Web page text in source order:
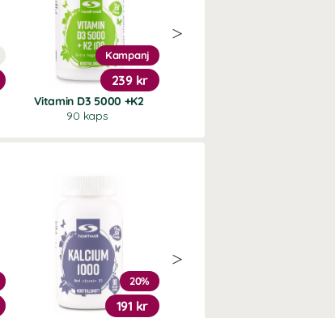
Vitamin D3 5000 +K2
90 kaps
Kampanj
239 kr
20%
191 kr